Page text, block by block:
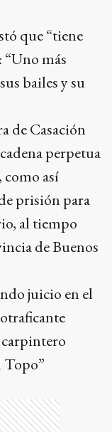
que “tiene
“Uno más
bailes y su
de Casación
perpetua
como así
prisión para
al tiempo
de Buenos
juicio en el